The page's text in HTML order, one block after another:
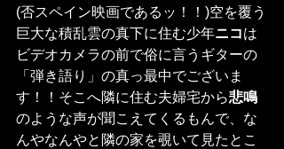
(否スペイン映画であるッ！！)空を覆う
巨大な積乱雲の真下に住む少年ニコは
ビデオカメラの前で俗に言うギターの
「弾き語り」の真っ最中でございま
す！！そこへ隣に住む夫婦宅から悲鳴
のような声が聞こえてくるもんで、な
んやなんやと隣の家を覗いて見たとこ